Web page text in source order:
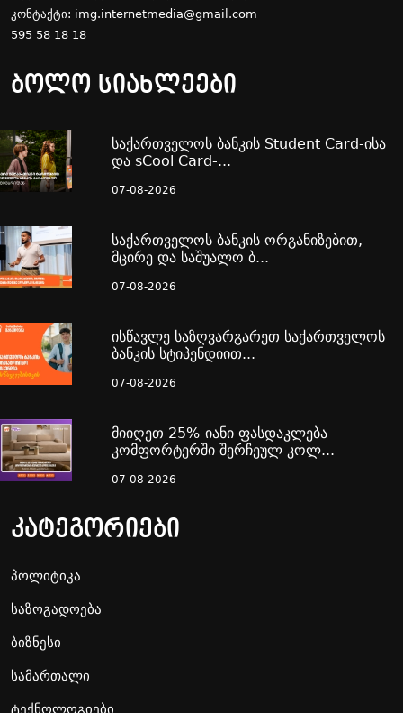
კონტაქტი: img.internetmedia@gmail.com
595 58 18 18
ბოლო სიახლეები
საქართველოს ბანკის Student Card-ისა
და sCool Card-...
07-08-2026
საქართველოს ბანკის ორგანიზებით,
მცირე და საშუალო ბ...
07-08-2026
ისწავლე საზღვარგარეთ საქართველოს
ბანკის სტიპენდიით...
07-08-2026
მიიღეთ 25%-იანი ფასდაკლება
კომფორტერში შერჩეულ კოლ...
07-08-2026
კატეგორიები
პოლიტიკა
საზოგადოება
ბიზნესი
სამართალი
ტექნოლოგიები